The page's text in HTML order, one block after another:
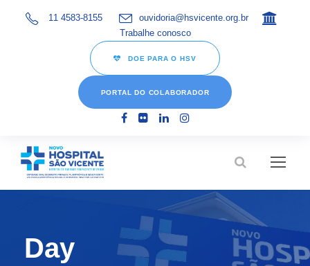
11 4583-8155
ouvidoria@hsvicente.org.br
Trabalhe conosco
DOE PARA O HSV
PORTAL DO COLABORADOR
Day